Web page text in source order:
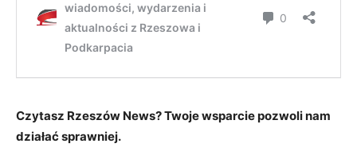
Czytasz Rzeszów News? Twoje wsparcie pozwoli nam
działać sprawniej.